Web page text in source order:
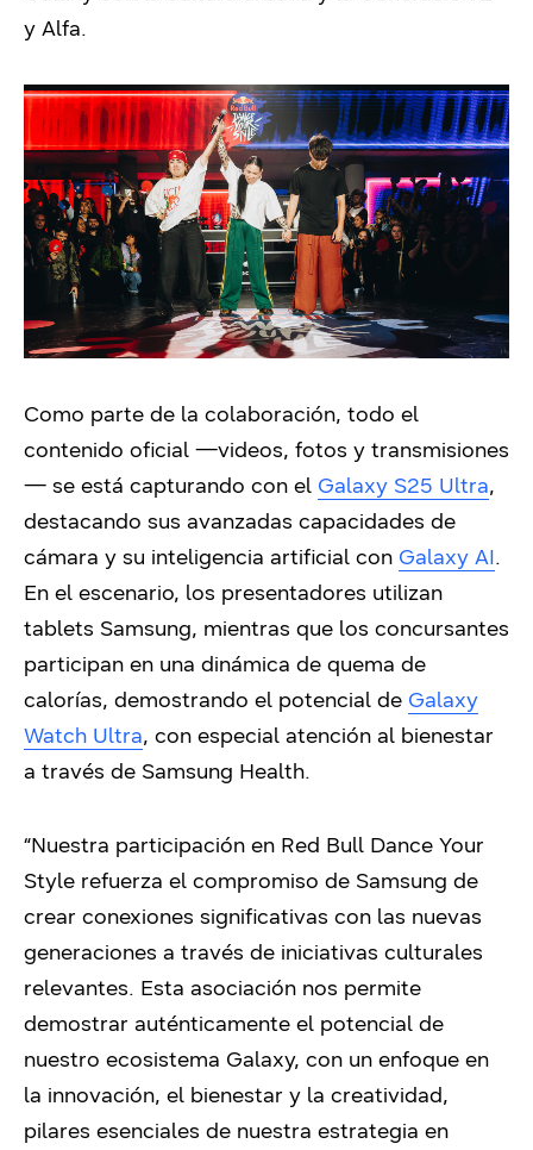
y Alfa.
Como parte de la colaboración, todo el
contenido oficial —videos, fotos y transmisiones
— se está capturando con el Galaxy S25 Ultra,
destacando sus avanzadas capacidades de
cámara y su inteligencia artificial con Galaxy AI.
En el escenario, los presentadores utilizan
tablets Samsung, mientras que los concursantes
participan en una dinámica de quema de
calorías, demostrando el potencial de Galaxy
Watch Ultra, con especial atención al bienestar
a través de Samsung Health.
“Nuestra participación en Red Bull Dance Your
Style refuerza el compromiso de Samsung de
crear conexiones significativas con las nuevas
generaciones a través de iniciativas culturales
relevantes. Esta asociación nos permite
demostrar auténticamente el potencial de
nuestro ecosistema Galaxy, con un enfoque en
la innovación, el bienestar y la creatividad,
pilares esenciales de nuestra estrategia en